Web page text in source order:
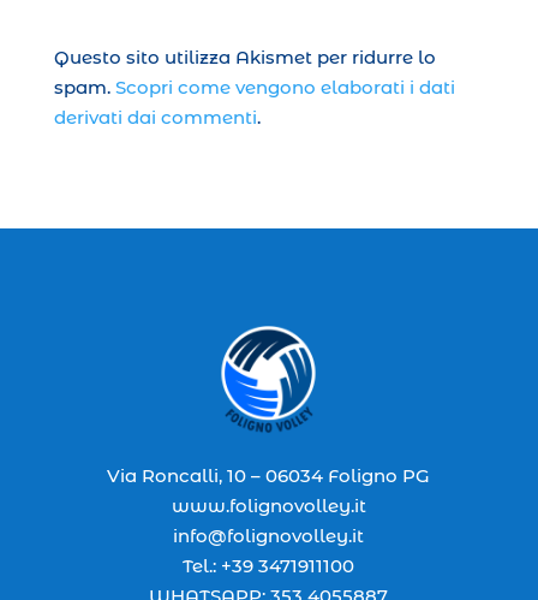
Questo sito utilizza Akismet per ridurre lo
spam. Scopri come vengono elaborati i dati
derivati dai commenti.
Via Roncalli, 10 – 06034 Foligno PG
www.folignovolley.it
info@folignovolley.it
Tel.: +39 3471911100